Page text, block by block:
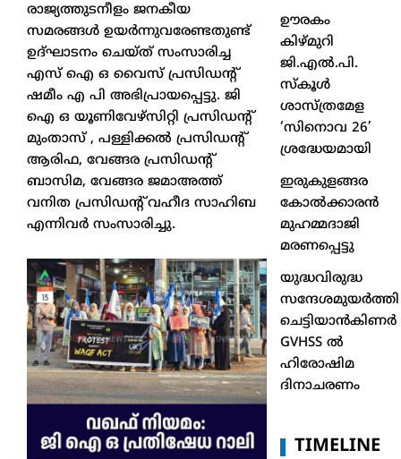
രാജ്യത്തുടനീളം ജനകീയ
സമരങ്ങൾ ഉയർന്നുവരേണ്ടതുണ്ട്
ഉദ്ഘാടനം ചെയ്ത് സംസാരിച്ച
എസ് ഐ ഒ വൈസ് പ്രസിഡന്റ്
ഷമീം എ പി അഭിപ്രായപ്പെട്ടു. ജി
ഐ ഒ യൂണിവേഴ്സിറ്റി പ്രസിഡൻ്റ്
മുംതാസ് , പള്ളിക്കൽ പ്രസിഡൻ്റ്
ആരിഫ, വേങ്ങര പ്രസിഡൻ്റ്
ബാസിമ, വേങ്ങര ജമാഅത്ത്
വനിത പ്രസിഡൻ്റ് വഹീദ സാഹിബ
എന്നിവർ സംസാരിച്ചു.
ഊരകം
കിഴ്മുറി
ജി.എൽ.പി.
സ്കൂൾ
ശാസ്ത്രമേള
‘സിനൊവ 26’
ശ്രദ്ധേയമായി
ഇരുകുളങ്ങര
കോൽക്കാരൻ
മുഹമ്മദാജി
മരണപ്പെട്ടു
യുദ്ധവിരുദ്ധ
സന്ദേശമുയർത്തി
ചെട്ടിയാൻകിണർ
GVHSS ൽ
ഹിരോഷിമ
ദിനാചരണം
TIMELINE